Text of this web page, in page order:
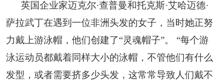
英国企业家迈克尔·查普曼和托克斯·艾哈迈德·
萨拉武丁在遇到一位非洲头发的女子，当时她正努
力戴上游泳帽，他们创建了“灵魂帽子”。 “每个游
泳运动员都戴着同样大小的泳帽，不管他们有什么
发型，或者需要挤多少头发，这常常导致人们戴不